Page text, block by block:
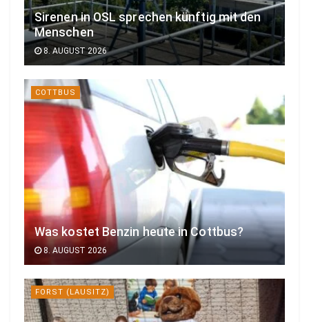
Sirenen in OSL sprechen künftig mit den
Menschen
8. AUGUST 2026
COTTBUS
Was kostet Benzin heute in Cottbus?
8. AUGUST 2026
FORST (LAUSITZ)